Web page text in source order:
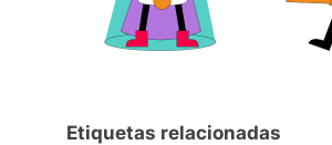
Etiquetas relacionadas